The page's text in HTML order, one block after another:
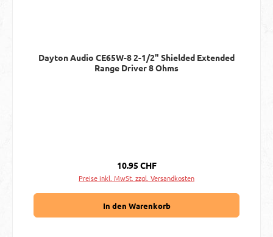
Dayton Audio CE65W-8 2-1/2" Shielded Extended
Range Driver 8 Ohms
Regulärer Preis:
10.95 CHF
Preise inkl. MwSt. zzgl. Versandkosten
In den Warenkorb